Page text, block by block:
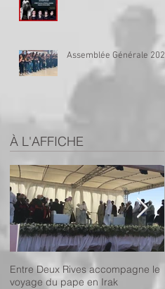
Assemblée Générale 2023
À L'AFFICHE
Entre Deux Rives accompagne le
voyage du pape en Irak